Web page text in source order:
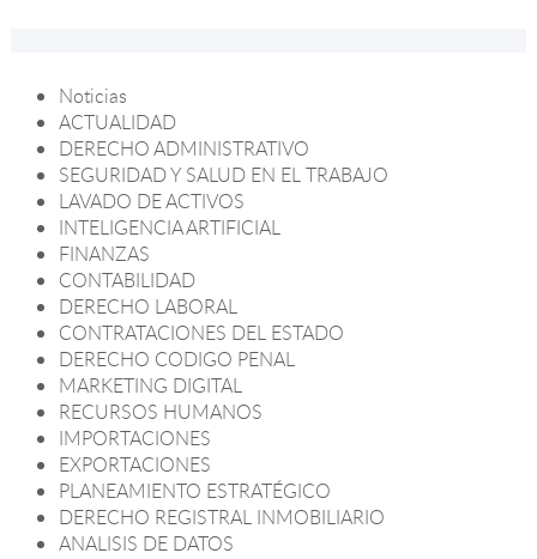
Noticias
ACTUALIDAD
DERECHO ADMINISTRATIVO
SEGURIDAD Y SALUD EN EL TRABAJO
LAVADO DE ACTIVOS
INTELIGENCIA ARTIFICIAL
FINANZAS
CONTABILIDAD
DERECHO LABORAL
CONTRATACIONES DEL ESTADO
DERECHO CODIGO PENAL
MARKETING DIGITAL
RECURSOS HUMANOS
IMPORTACIONES
EXPORTACIONES
PLANEAMIENTO ESTRATÉGICO
DERECHO REGISTRAL INMOBILIARIO
ANALISIS DE DATOS